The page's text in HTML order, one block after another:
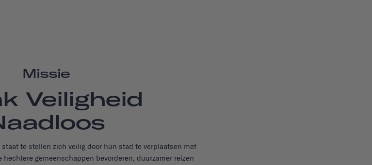
Missie
Veiligheid
te stellen zich veilig door hun stad te verplaatsen met
gemeenschappen bevorderen, duurzamer reizen